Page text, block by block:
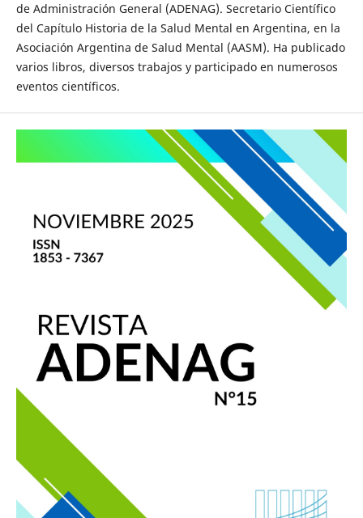
de Administración General (ADENAG). Secretario Científico
del Capítulo Historia de la Salud Mental en Argentina, en la
Asociación Argentina de Salud Mental (AASM). Ha publicado
varios libros, diversos trabajos y participado en numerosos
eventos científicos.